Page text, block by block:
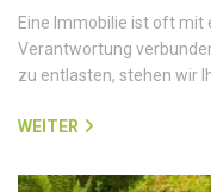
Eine Immobilie ist oft mit
Verantwortung
zu entlasten, stehen wir
WEITER